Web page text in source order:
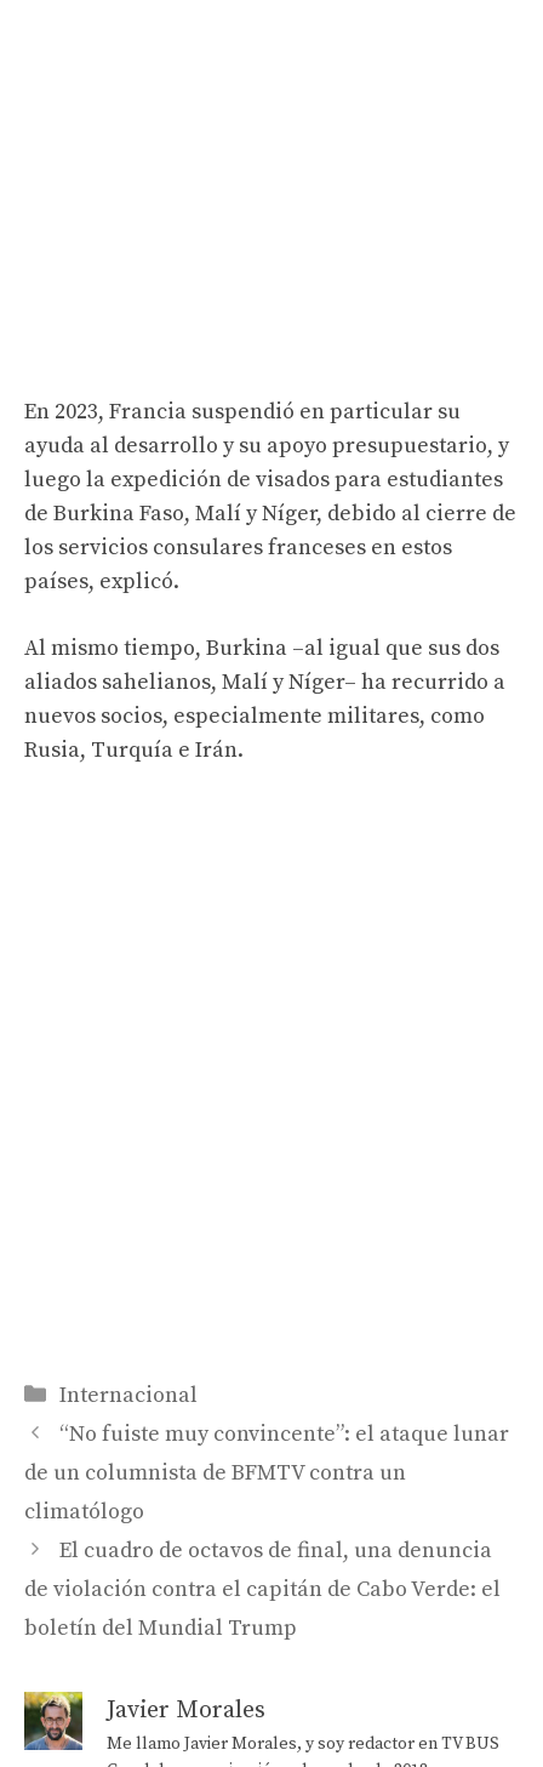
En 2023, Francia suspendió en particular su
ayuda al desarrollo y su apoyo presupuestario, y
luego la expedición de visados ​​para estudiantes
de Burkina Faso, Malí y Níger, debido al cierre de
los servicios consulares franceses en estos
países, explicó.
Al mismo tiempo, Burkina –al igual que sus dos
aliados sahelianos, Malí y Níger– ha recurrido a
nuevos socios, especialmente militares, como
Rusia, Turquía e Irán.
Categorías
Internacional
“No fuiste muy convincente”: el ataque lunar
de un columnista de BFMTV contra un
climatólogo
El cuadro de octavos de final, una denuncia
de violación contra el capitán de Cabo Verde: el
boletín del Mundial Trump
Javier Morales
Me llamo Javier Morales, y soy redactor en TV BUS